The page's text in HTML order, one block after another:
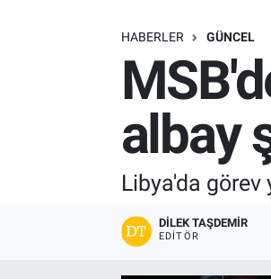
HABERLER GÜNCEL
albay
Libya'da
DILEK TAŞDEMIR
EDITÖR
ÖZEL HABER